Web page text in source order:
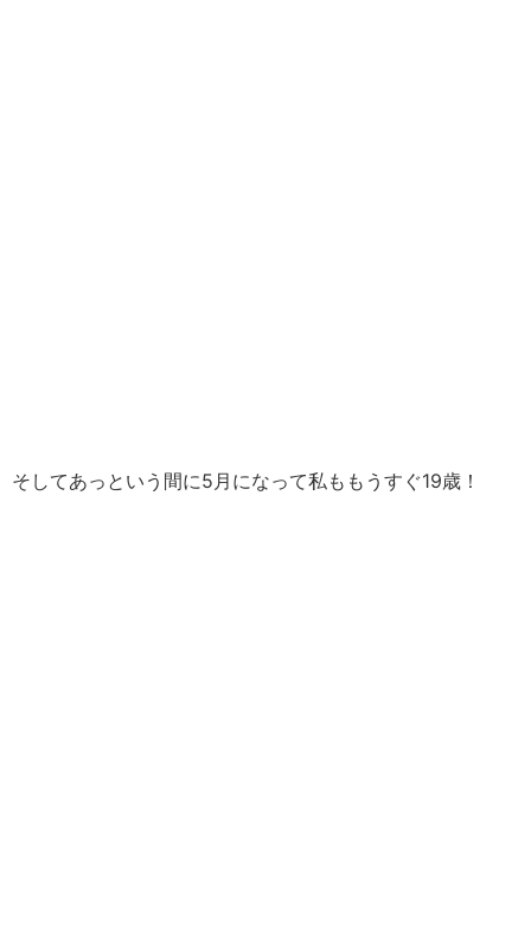
そしてあっという間に5月になって私ももうすぐ19歳！